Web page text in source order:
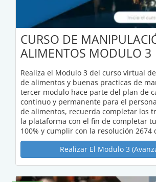
CURSO DE
ALIMENTOS MODULO 3
Realiza el Modulo 3 del curso virtual
de alimentos y buenas practicas de
tercer modulo hace parte del plan de
continuo y permanente para el
de alimentos, recuerda completar los
la plataforma con el fin de completar
100% y cumplir con la resolución 2674
Realizar El Modulo 3